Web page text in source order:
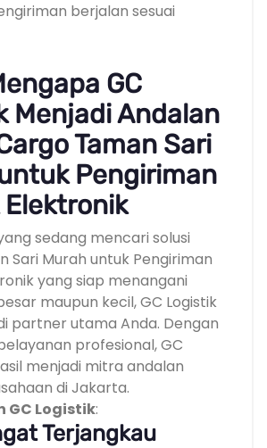
berjalan sesuai
GC
Menjadi Andalan
Taman Sari
Pengiriman
sedang mencari solusi
Sari Murah untuk Pengiriman
yang siap menangani
maupun kecil, GC Logistik
partner utama Anda. Dengan
profesional, GC
menjadi mitra andalan
di Jakarta.
GC Logistik:
Terjangkau